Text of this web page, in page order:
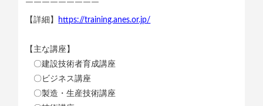
￣￣￣￣￣￣￣￣￣
【詳細】
https://training.anes.or.jp/
【主な講座】
〇建設技術者育成講座
〇ビジネス講座
〇製造・生産技術講座